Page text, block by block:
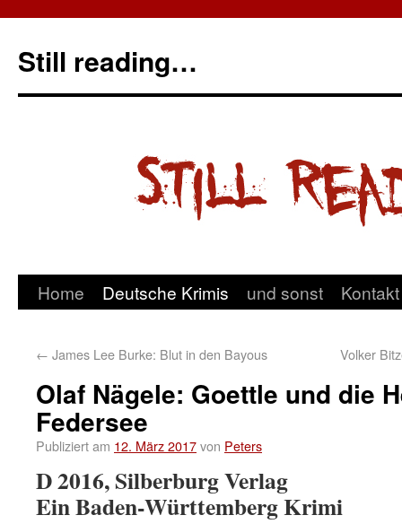
Still reading…
Home Deutsche Krimis und sonst Kontakt
← James Lee Burke: Blut in den Bayous Volker
Olaf Nägele: Goettle und die
Federsee
Publiziert am 12. März 2017von Peters
D 2016, Silberburg Verlag
Ein Baden-Württemberg Krimi